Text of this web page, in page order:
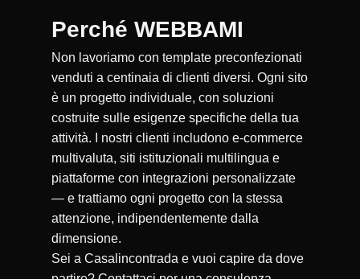
Perché WEBBAMI
Non lavoriamo con template preconfezionati
venduti a centinaia di clienti diversi. Ogni sito
è un progetto individuale, con soluzioni
costruite sulle esigenze specifiche della tua
attività. I nostri clienti includono e-commerce
multivaluta, siti istituzionali multilingua e
piattaforme con integrazioni personalizzate
— e trattiamo ogni progetto con la stessa
attenzione, indipendentemente dalla
dimensione.
Sei a Casalincontrada e vuoi capire da dove